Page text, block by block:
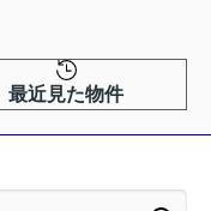
最近見た物件